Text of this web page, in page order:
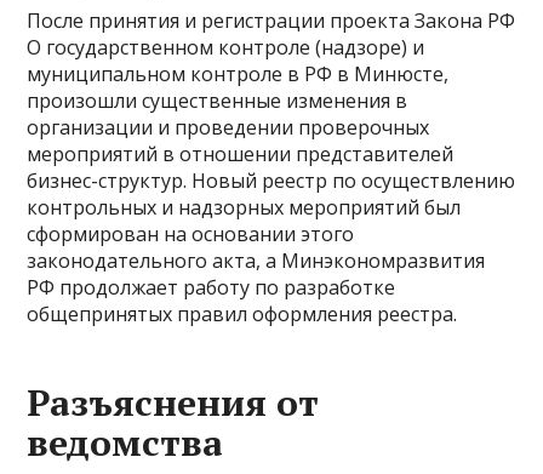
После принятия и регистрации проекта Закона РФ
О государственном контроле (надзоре) и
муниципальном контроле в РФ в Минюсте,
произошли существенные изменения в
организации и проведении проверочных
мероприятий в отношении представителей
бизнес-структур. Новый реестр по осуществлению
контрольных и надзорных мероприятий был
сформирован на основании этого
законодательного акта, а Минэкономразвития
РФ продолжает работу по разработке
общепринятых правил оформления реестра.
Разъяснения от
ведомства